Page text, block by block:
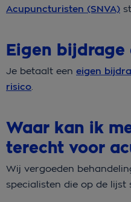
Acupuncturisten (SNVA)
Eigen bijdrage
Je betaalt een eigen
risico.
Waar kan ik
terecht voor
Wij vergoeden
specialisten die op de lijst